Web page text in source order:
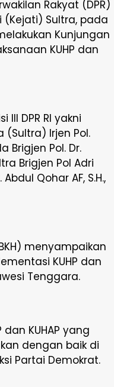
Rakyat (DPR)
(Kejati) Sultra, pada
Kunjungan
KUHP dan
DPR RI yakni
(Sultra) Irjen Pol.
Brigjen Pol. Dr.
Brigjen Pol Adri
Qohar AF, S.H.,
menyampaikan
KUHP dan
Tenggara.
KUHAP yang
dengan baik di
Partai Demokrat.